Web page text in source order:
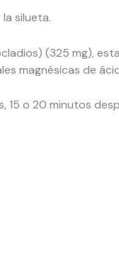
silueta.
(325 mg),
magnésicas de
o 20 minutos